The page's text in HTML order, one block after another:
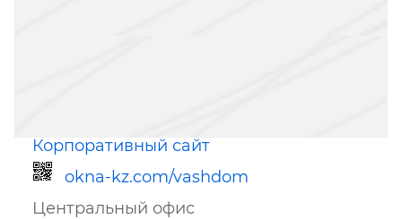
Корпоративный сайт
okna-kz.com/vashdom
Центральный офис